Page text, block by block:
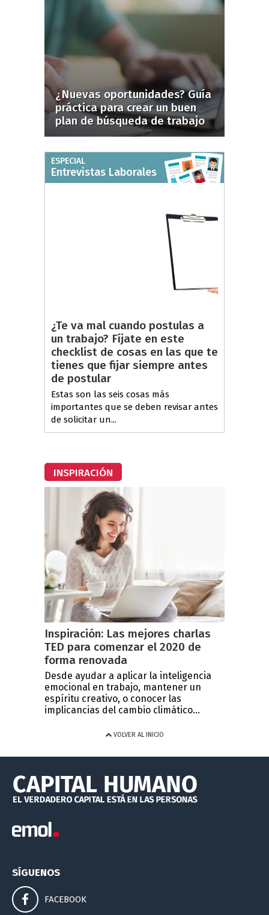
¿Nuevas oportunidades? Guía
práctica para crear un buen
plan de búsqueda de trabajo
ESPECIAL
Entrevistas Laborales
¿Te va mal cuando postulas a
un trabajo? Fíjate en este
checklist de cosas en las que te
tienes que fijar siempre antes
de postular
Estas son las seis cosas más
importantes que se deben revisar antes
de solicitar un...
INSPIRACIÓN
Inspiración: Las mejores charlas
TED para comenzar el 2020 de
forma renovada
Desde ayudar a aplicar la inteligencia
emocional en trabajo, mantener un
espíritu creativo, o conocer las
implicancias del cambio climático...
VOLVER AL INICIO
SÍGUENOS
FACEBOOK